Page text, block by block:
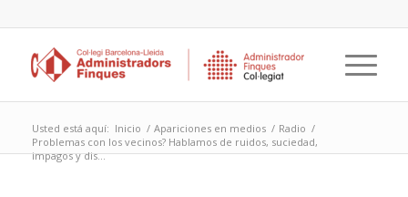
Usted está aquí: Inicio / Apariciones en medios / Radio /
Problemas con los vecinos? Hablamos de ruidos, suciedad,
impagos y dis...